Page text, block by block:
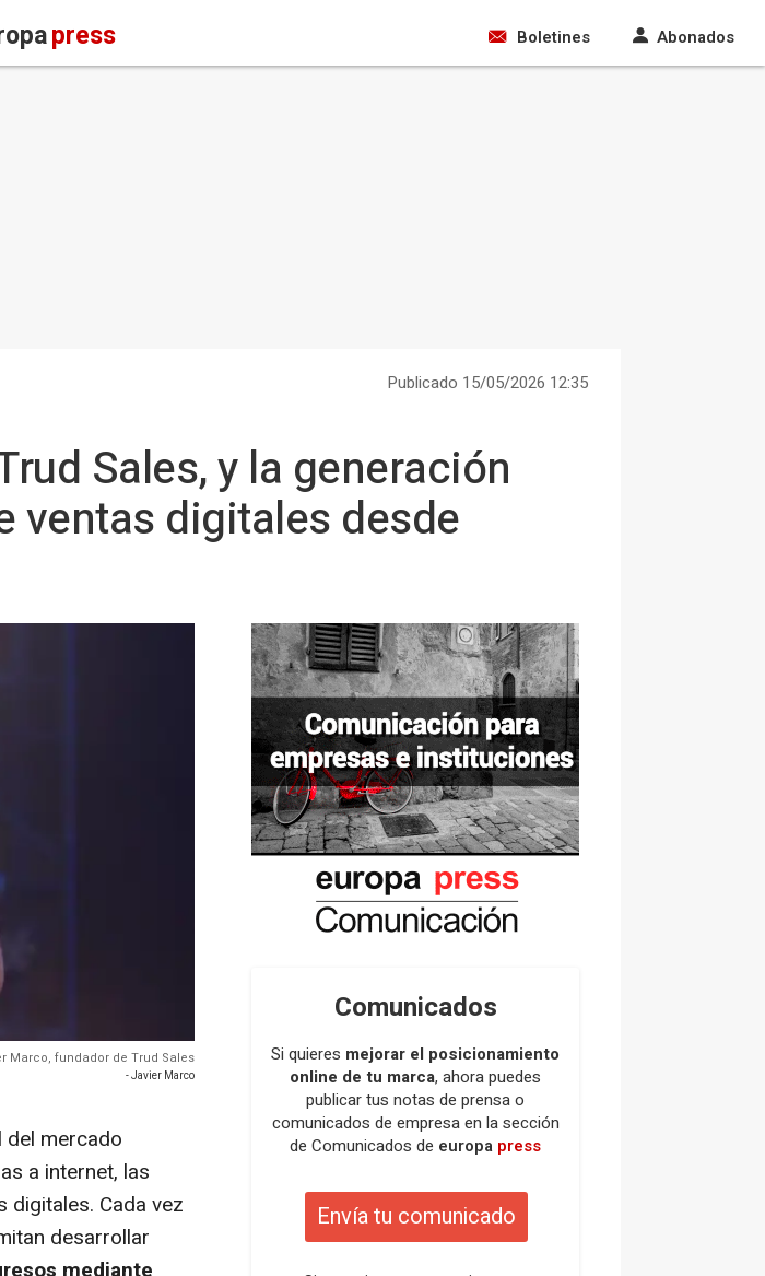
press Boletines Abonados
Publicado 15/05/2026 12:35
Sales, y la generación
ventas digitales desde
Marco, fundador de Trud Sales
- Javier Marco
mercado
a internet, las
Cada vez
desarrollar
Comunicados
Si quieres mejorar el posicionamiento
online de tu marca, ahora puedes
publicar tus notas de prensa o
comunicados de empresa en la sección
de Comunicados de europa press
Envía tu comunicado